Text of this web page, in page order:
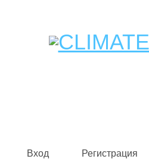
Кондиционеры и сплит-
Вход Регистрация